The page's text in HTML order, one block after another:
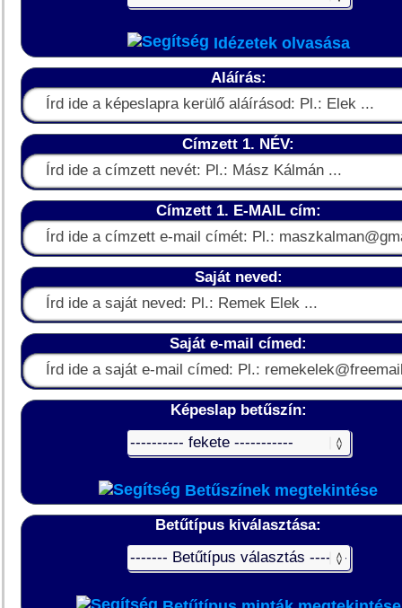
Idézetek olvasása
Aláírás:
Címzett 1. NÉV:
Címzett 1. E-MAIL cím:
Saját neved:
Saját e-mail címed:
Képeslap betűszín:
Betűszínek megtekintése
Betűtípus kiválasztása: